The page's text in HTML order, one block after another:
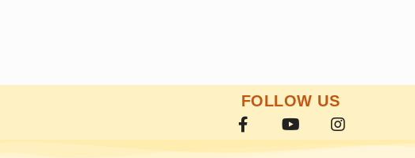
FOLLOW US